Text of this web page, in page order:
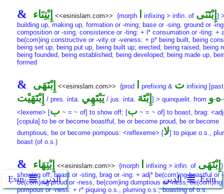
Ẹsin الدين الدين Ẹsin
& إِبْتِنَاء <<esinislam.com>> {morph infixing > infin. of إِبْتَنَى }
building up, making up, formation or -ming; base or -sing, ground or -
composition or -sing, consistence or -ting: + l* consumation or -ting: +
be(com)ing constructive or -vity or -veness: + p* being built, being
being set up, being put up, being built up; erected; being raised, being
being founded, being established; being developed; being made up,
formed
& إِبْتَهَى <<esinislam.com>> {prod prefixing & ت infixing
إِبْتَهَيْت / pres. inta. يَبْتَهِي / jus. inta. إِبْتَهَ ] > quinquelit. from -ه-و
<lexeme> [ب ~ = ~ of] to show off; [ب ~ = ~ of] to boast, brag:
[copula] to be or become boastful, be or become proud, be or become
dumptious, be or become pompous: <reflexeme> [لا] to pique o.s.,
boast (of o.s.)
& إِبْتِهَاء <<esinislam.com>> {morph infixing > infin. of إِبْتَهَى
showing off; boast or -sting, brag or -ing: + adj* be(com)ing boastful or
be(com)ing proud or -ness, be(com)ing dumptious or -ness, be(com)ing
pompous or -ness: + r* piquing o.s., pluming o.s., boasting of o.s.